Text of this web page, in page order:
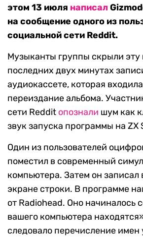
этом 13 июля написал
на сообщение одного из
социальной сети Reddit.
Музыканты группы скрыли эту
последних двух минутах
аудиокассете, которая
переиздание альбома.
сети Reddit опознали шум как
звук запуска программы на ZX
Один из пользователей
поместил в современный
компьютера. Затем он записал
экране строки. В программе
от Radiohead. Оно начиналось
вашего компьютера
следовало перечисление имен